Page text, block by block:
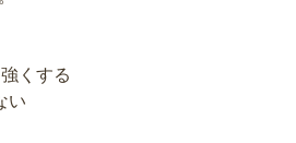
くする
い